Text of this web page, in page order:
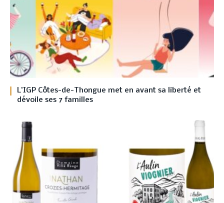
L’IGP Côtes-de-Thongue met en avant sa liberté et
dévoile ses 7 familles